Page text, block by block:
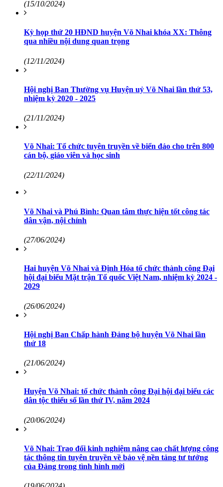
(15/10/2024)
Kỳ họp thứ 20 HĐND huyện Võ Nhai khóa XX: Thông
qua nhiều nội dung quan trọng
(12/11/2024)
Hội nghị Ban Thường vụ Huyện uỷ Võ Nhai lần thứ 53,
nhiệm kỳ 2020 - 2025
(21/11/2024)
Võ Nhai: Tổ chức tuyên truyền về biển đảo cho trên 800
cán bộ, giáo viên và học sinh
(22/11/2024)
Võ Nhai và Phú Bình: Quan tâm thực hiện tốt công tác
dân vận, nội chính
(27/06/2024)
Hai huyện Võ Nhai và Định Hóa tổ chức thành công Đại
hội đại biểu Mặt trận Tổ quốc Việt Nam, nhiệm kỳ 2024 -
2029
(26/06/2024)
Hội nghị Ban Chấp hành Đảng bộ huyện Võ Nhai lần
thứ 18
(21/06/2024)
Huyện Võ Nhai: tổ chức thành công Đại hội đại biểu các
dân tộc thiểu số lần thứ IV, năm 2024
(20/06/2024)
Võ Nhai: Trao đổi kinh nghiệm nâng cao chất lượng công
tác thông tin tuyên truyền về bảo vệ nền tảng tư tưởng
của Đảng trong tình hình mới